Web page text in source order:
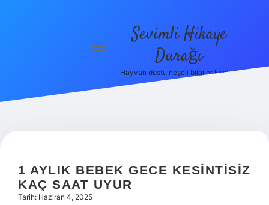
Hakkımızda
menüyü
Sevimli Hikaye
Durağı
Hayvan dostu neşeli bilgiler keşfet!
1 AYLIK BEBEK GECE KESINTISIZ
KAÇ SAAT UYUR
Tarih: Haziran 4, 2025